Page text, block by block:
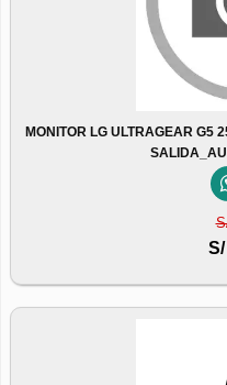
MONITOR LG ULTRAGEAR G5